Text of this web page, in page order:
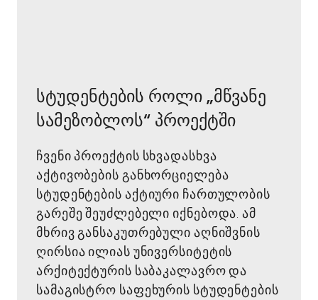
სტუდენტების როლი „მწვანე
სამეზობლოს“ პროექტში
ჩვენი პროექტის სხვადასხვა
აქტივობების განხორციელება
სტუდენტების აქტიური ჩართულობის
გარეშე შეუძლებელი იქნებოდა. ამ
მხრივ განსაკუთრებული აღნიშვნის
ღირსია ილიას უნივერსიტეტის
არქიტექტურის საბაკალავრო და
სამაგისტრო საფეხურის სტუდენტების